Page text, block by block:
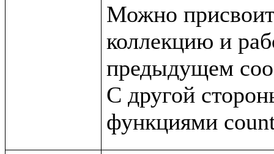
Можно
коллекцию и
предыдущем
С другой